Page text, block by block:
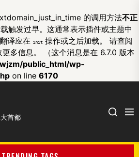
的调用方法不正
触发过早。这通常表示插件或主题中
译应在
init 操作或之后加载。 请查阅
更多信息。 （这个消息是在 6.7.0 版本
public_html/wp-
on line 6170
首都
Search